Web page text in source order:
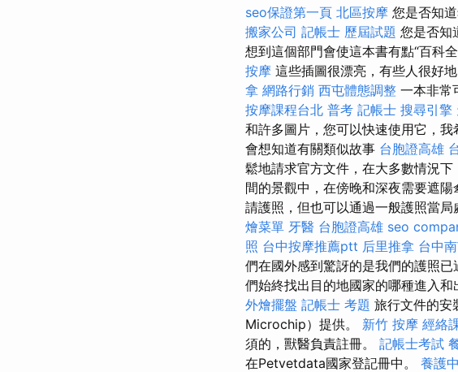
seo保證第一頁 北區按摩 您是否知
搬家公司 記帳士 歷屆試題 您是否知
想到這個部門會使這本書有點“百科
按摩 這些插圖很漂亮，有些人很好
拿 網路行銷 西屯體態調整 一本非常
按摩課程台北 普考 記帳士 搜尋引擎
和許多圖片，您可以快速使用它，我
會想知道有關類似故事 台胞證高雄
鬆地請求官方文件，在大多數情況
間的景觀中，在傍晚和深夜需要遮
請護照，但也可以通過一般護照當
燴菜單 牙醫 台胞證高雄 seo
照 台中按摩推薦ptt 后里推拿 台中
們在國外感到驚訝的是我們的護照
們始終找出目的地國家的哪種進入和
外燴擺盤 記帳士 考題 旅行文件的安
Microchip）提供。 新竹 按摩 經絡
須的，獸醫負責註冊。 記帳士考試
在Petvetdata國家登記冊中。 養護